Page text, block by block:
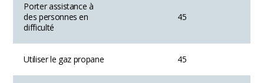
Porter assistance à
des personnes en
difficulté
45
Utiliser le gaz propane 45